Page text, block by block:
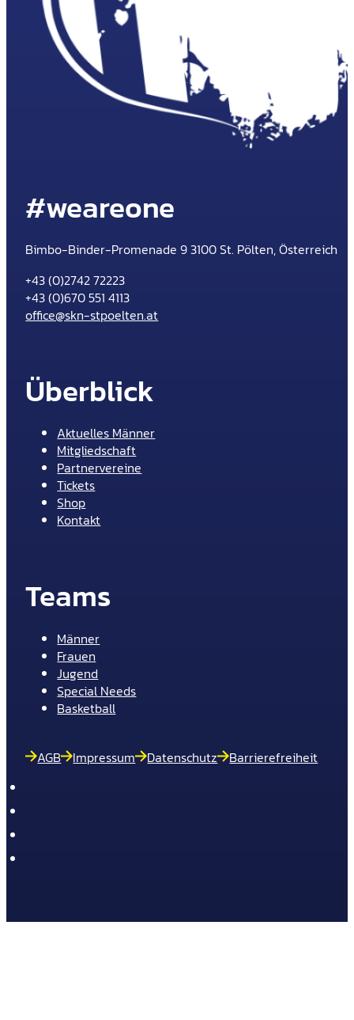
#weareone
Bimbo-Binder-Promenade 9 3100 St. Pölten, Österreich
+43 (0)2742 72223
+43 (0)670 551 4113
office@skn-stpoelten.at
Überblick
Aktuelles Männer
Mitgliedschaft
Partnervereine
Tickets
Shop
Kontakt
Teams
Männer
Frauen
Jugend
Special Needs
Basketball
AGB Impressum Datenschutz Barrierefreiheit